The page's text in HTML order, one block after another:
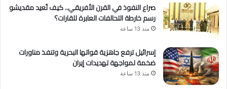
صراع النفوذ في القرن الأفريقي.. كيف تُعيد مقديشو
رسم خارطة التحالفات العابرة للقارات؟
منذ 13 ساعة
إسرائيل ترفع جاهزية قواتها البحرية وتنفذ مناورات
ضخمة لمواجهة تهديدات إيران
منذ 13 ساعة